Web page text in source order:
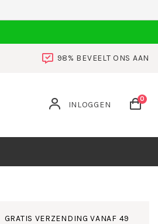
98% BEVEELT ONS AAN
INLOGGEN
0
GRATIS VERZENDING VANAF 49